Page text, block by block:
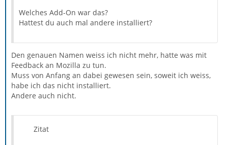
Welches Add-On war das?
Hattest du auch mal andere installiert?
Den genauen Namen weiss ich nicht mehr, hatte was mit
Feedback an Mozilla zu tun.
Muss von Anfang an dabei gewesen sein, soweit ich weiss,
habe ich das nicht installiert.
Andere auch nicht.
Zitat